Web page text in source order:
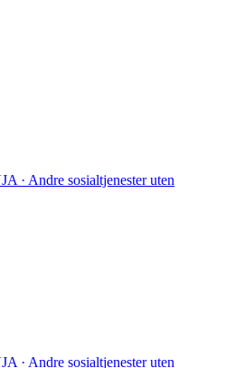
· Andre sosialtjenester uten
· Andre sosialtjenester uten